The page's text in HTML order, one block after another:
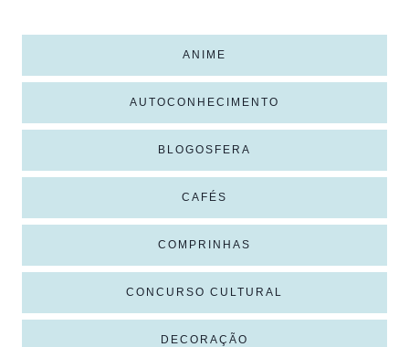
ANIME
AUTOCONHECIMENTO
BLOGOSFERA
CAFÉS
COMPRINHAS
CONCURSO CULTURAL
DECORAÇÃO